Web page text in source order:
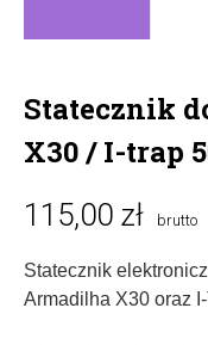
Statecznik
X30 / I-trap
115,00 zł brutto
Statecznik
Armadilha X30 oraz